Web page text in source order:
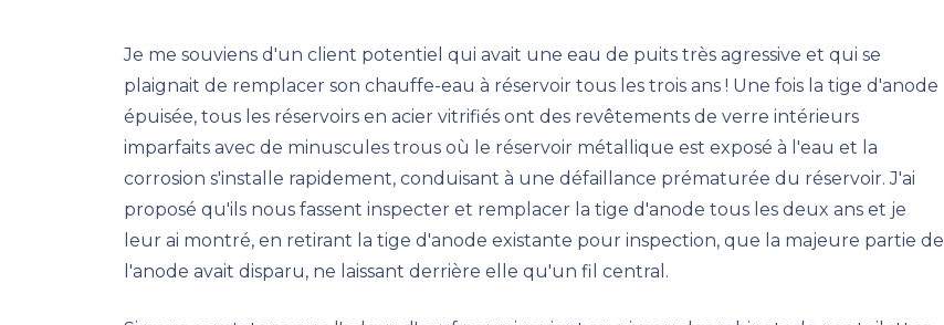
Je me souviens d'un client potentiel qui avait une eau de puits très agressive et qui se
plaignait de remplacer son chauffe-eau à réservoir tous les trois ans ! Une fois la tige d'anode
épuisée, tous les réservoirs en acier vitrifiés ont des revêtements de verre intérieurs
imparfaits avec de minuscules trous où le réservoir métallique est exposé à l'eau et la
corrosion s'installe rapidement, conduisant à une défaillance prématurée du réservoir. J'ai
proposé qu'ils nous fassent inspecter et remplacer la tige d'anode tous les deux ans et je
leur ai montré, en retirant la tige d'anode existante pour inspection, que la majeure partie de
l'anode avait disparu, ne laissant derrière elle qu'un fil central.